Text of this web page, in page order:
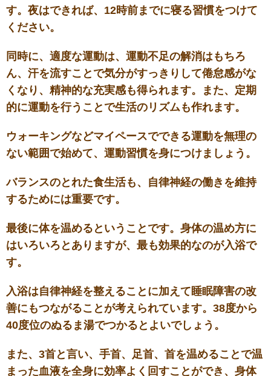
す。 夜はできれば、12時前までに寝る習慣をつけて
ください。
同時に、適度な運動は、運動不足の解消はもちろ
ん、汗を流すことで気分がすっきりして倦怠感がな
くなり、精神的な充実感も得られます。また、定期
的に運動を行うことで生活のリズムも作れます。
ウォーキングなどマイペースでできる運動を無理の
ない範囲で始めて、運動習慣を身につけましょう。
バランスのとれた食生活も、自律神経の働きを維持
するためには重要です。
最後に体を温めるということです。身体の温め方に
はいろいろとありますが、最も効果的なのが入浴で
す。
入浴は自律神経を整えることに加えて睡眠障害の改
善にもつながることが考えられています。38度から
40度位のぬるま湯でつかるとよいでしょう。
また、3首と言い、手首、足首、首を温めることで温
まった血液を全身に効率よく回すことができ、身体